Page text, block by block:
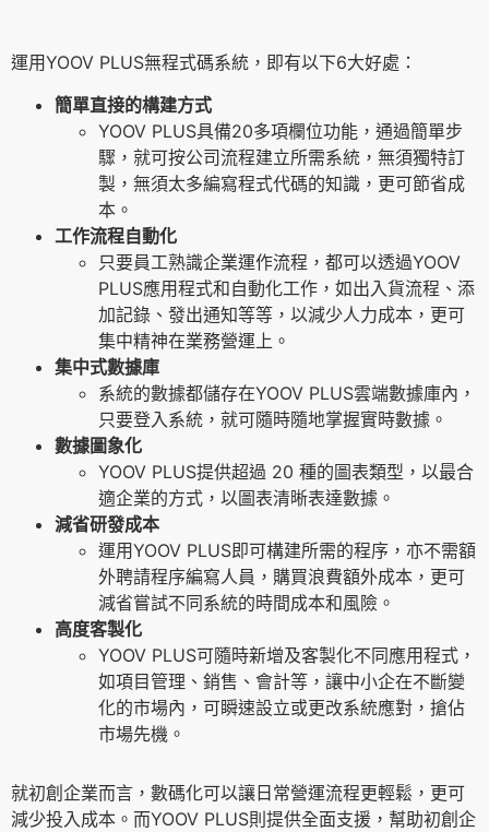
運用YOOV PLUS無程式碼系統，即有以下6大好處：
簡單直接的構建方式
YOOV PLUS具備20多項欄位功能，通過簡單步
驟，就可按公司流程建立所需系統，無須獨特訂
製，無須太多編寫程式代碼的知識，更可節省成
本。
工作流程自動化
只要員工熟識企業運作流程，都可以透過YOOV
PLUS應用程式和自動化工作，如出入貨流程、添
加記錄、發出通知等等，以減少人力成本，更可
集中精神在業務營運上。
集中式數據庫
系統的數據都儲存在YOOV PLUS雲端數據庫內，
只要登入系統，就可隨時隨地掌握實時數據。
數據圖象化
YOOV PLUS提供超過 20 種的圖表類型，以最合
適企業的方式，以圖表清晰表達數據。
減省研發成本
運用YOOV PLUS即可構建所需的程序，亦不需額
外聘請程序編寫人員，購買浪費額外成本，更可
減省嘗試不同系統的時間成本和風險。
高度客製化
YOOV PLUS可隨時新增及客製化不同應用程式，
如項目管理、銷售、會計等，讓中小企在不斷變
化的市場內，可瞬速設立或更改系統應對，搶佔
市場先機。
就初創企業而言，數碼化可以讓日常營運流程更輕鬆，更可
減少投入成本。而YOOV PLUS則提供全面支援，幫助初創企